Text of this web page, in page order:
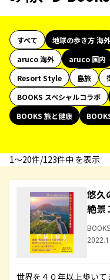
すべて 地球の歩き方 海外
aruco 海外
aruco 国内
Resort Style
島旅
BOOKS スペシャルコラボ
BOOKS 旅と健康
1〜20件/123件中 を表示
悠久
絶景
世界を４０年以上歩い